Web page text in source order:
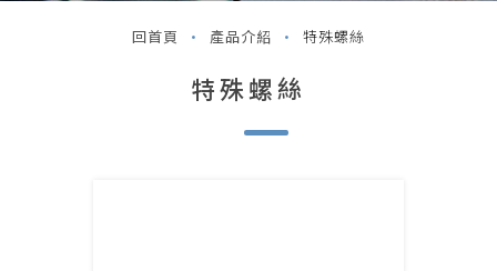
回首頁 產品介紹 特殊螺絲
特殊螺絲